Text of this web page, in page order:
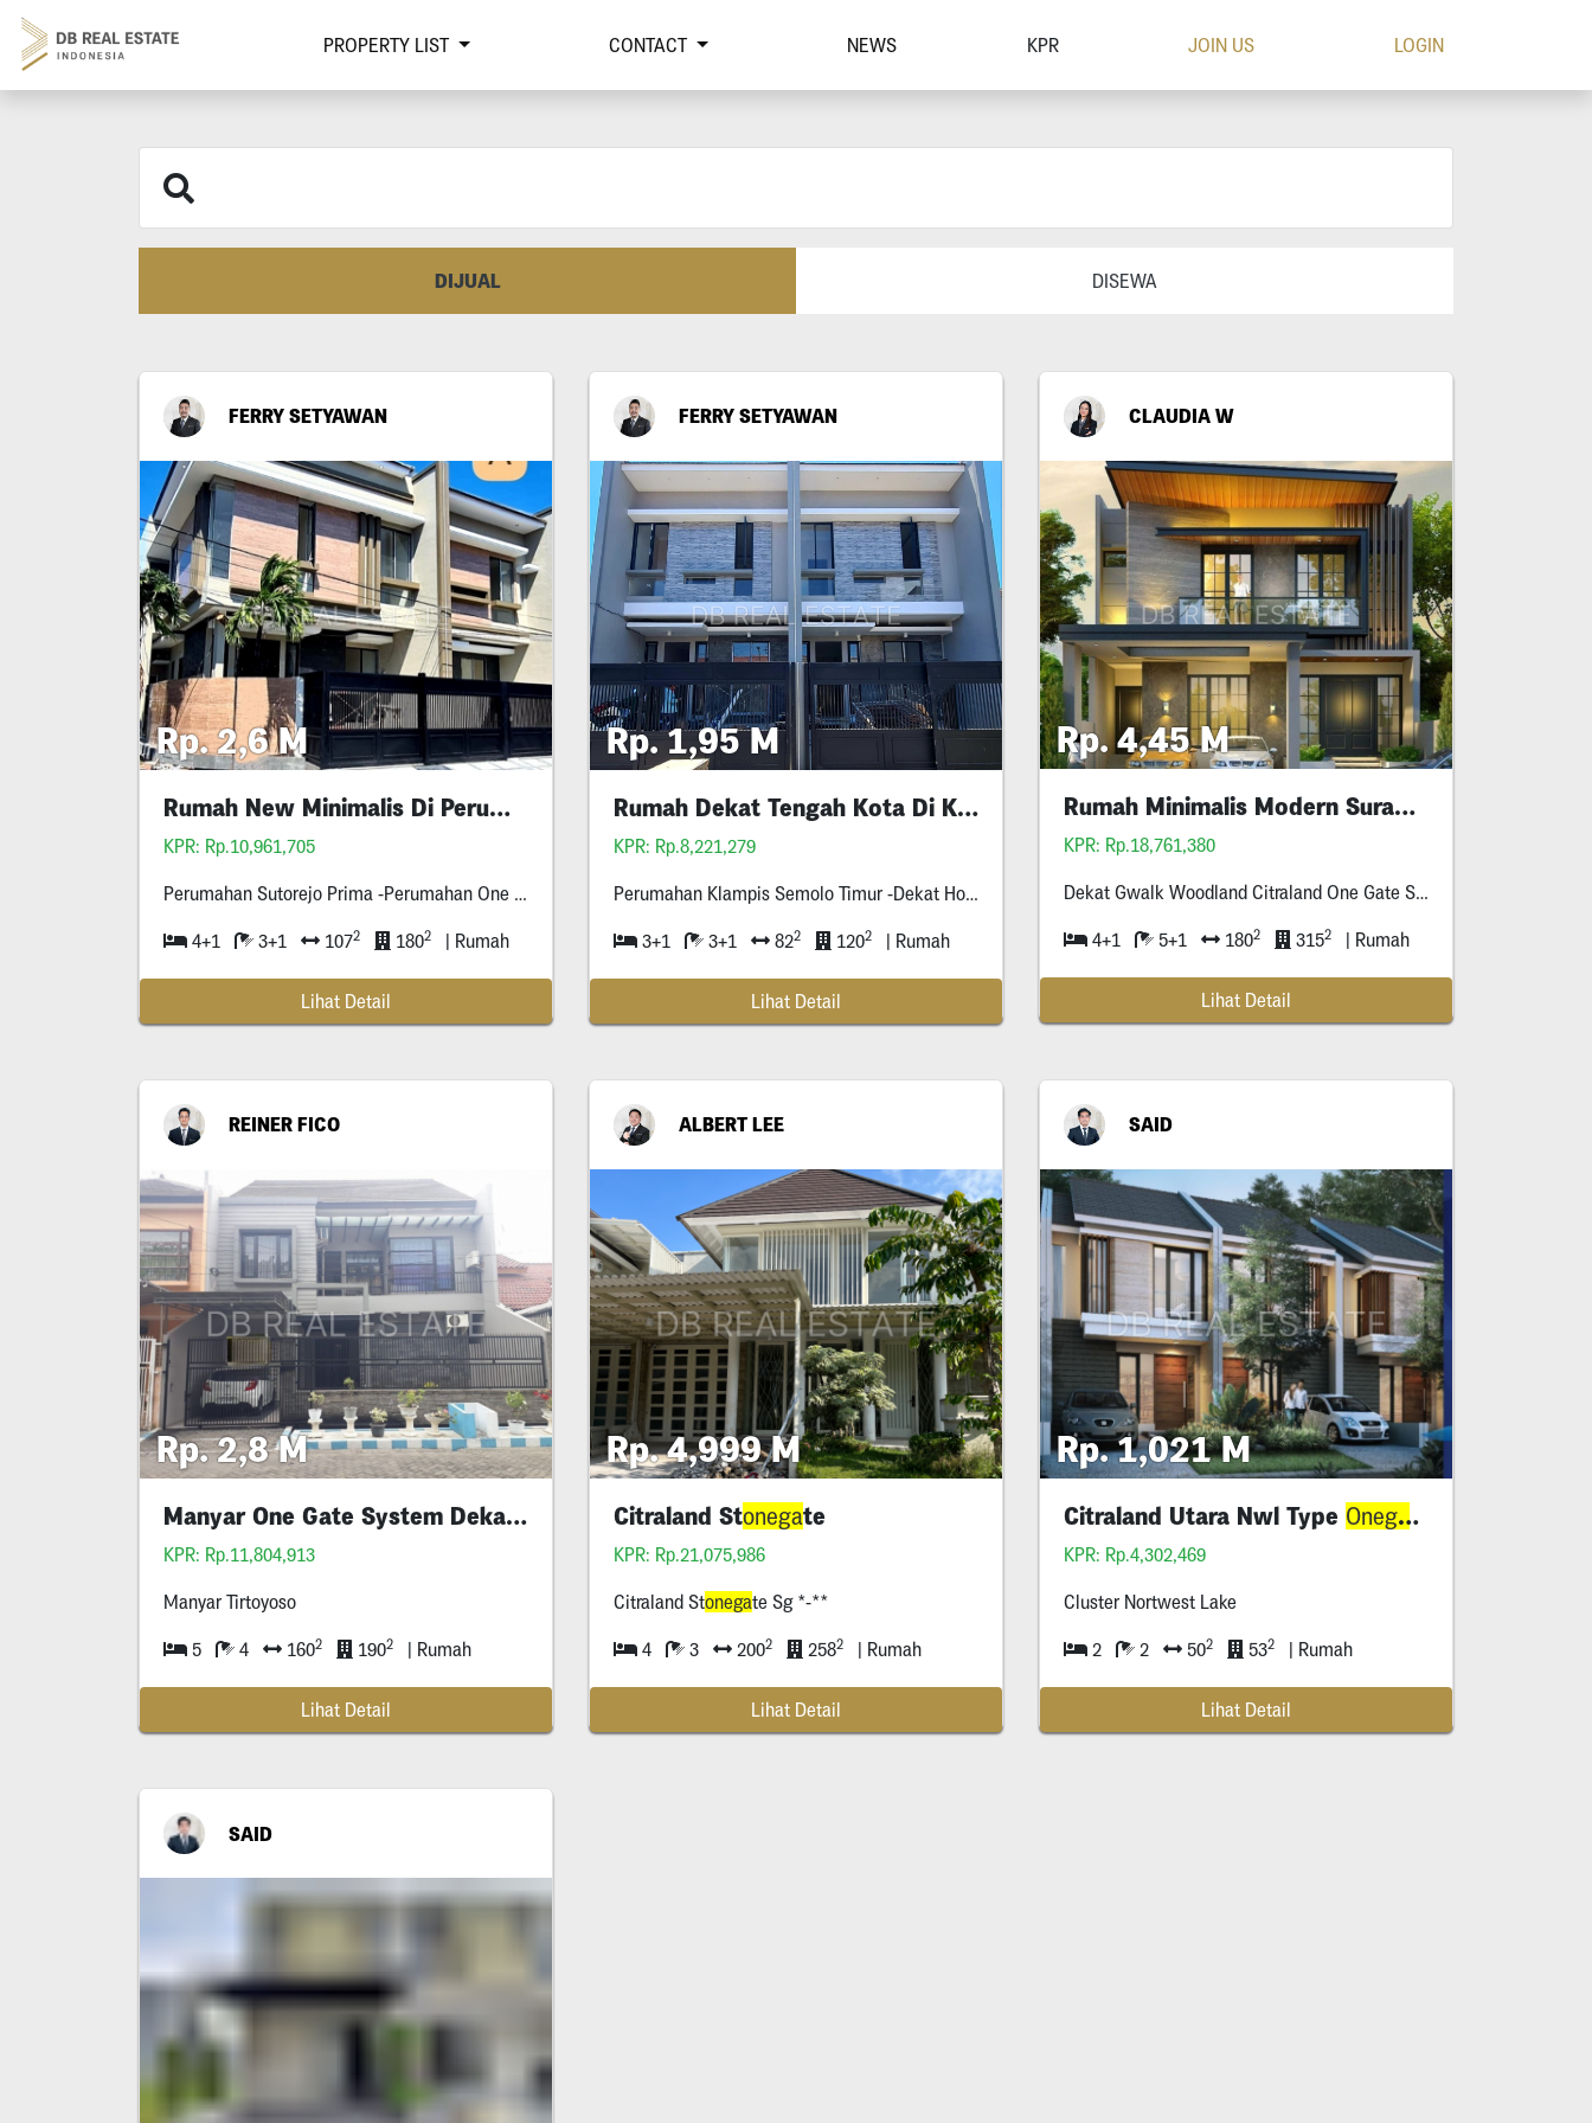
PROPERTY LIST CONTACT NEWS KPR JOIN US LOGIN
DIJUAL DISEWA
FERRY SETYAWAN
Rp. 2,6 M
Rumah New Minimalis Di Perum Sutorejo Prima
KPR: Rp.10,961,705
Perumahan Sutorejo Prima -Perumahan One Gate System -Dekat Galaxy Mall
4+1 3+1 1072 1802 | Rumah
Lihat Detail
FERRY SETYAWAN
Rp. 1,95 M
Rumah Dekat Tengah Kota Di Klampis Semolo
KPR: Rp.8,221,279
Perumahan Klampis Semolo Timur -Dekat Hokky Buah Merr -Dekat Tengah Kota -Perumahan One Gate Sistem -Row Jalan Dua Setengah Mobil
3+1 3+1 822 1202 | Rumah
Lihat Detail
CLAUDIA W
Rp. 4,45 M
Rumah Minimalis Modern Surabaya
KPR: Rp.18,761,380
Dekat Gwalk Woodland Citraland One Gate System
4+1 5+1 1802 3152 | Rumah
Lihat Detail
REINER FICO
Rp. 2,8 M
Manyar One Gate System Dekat Untag Klampis
KPR: Rp.11,804,913
Manyar Tirtoyoso
5 4 1602 1902 | Rumah
Lihat Detail
ALBERT LEE
Rp. 4,999 M
Citraland Stonegate
KPR: Rp.21,075,986
Citraland Stonegate Sg *-**
4 3 2002 2582 | Rumah
Lihat Detail
SAID
Rp. 1,021 M
Citraland Utara Nwl Type Onega Deluxe
KPR: Rp.4,302,469
Cluster Nortwest Lake
2 2 502 532 | Rumah
Lihat Detail
SAID